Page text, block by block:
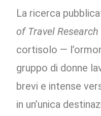
La ricerca
of Travel Research
cortisolo —
gruppo di donne
brevi e intense
in un’unica